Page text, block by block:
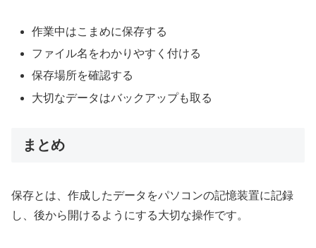
作業中はこまめに保存する
ファイル名をわかりやすく付ける
保存場所を確認する
大切なデータはバックアップも取る
まとめ
保存とは、作成したデータをパソコンの記憶装置に記録
し、後から開けるようにする大切な操作です。